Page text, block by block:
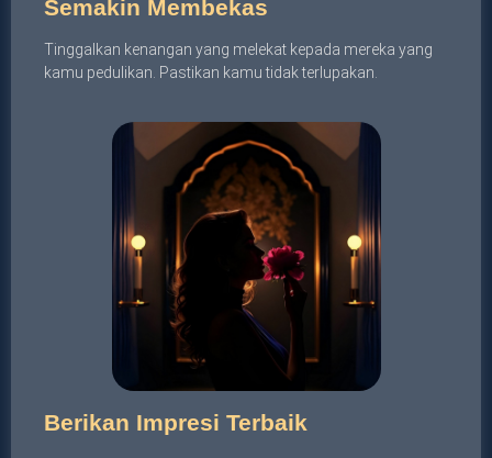
Semakin Membekas
Tinggalkan kenangan yang melekat kepada mereka yang
kamu pedulikan. Pastikan kamu tidak terlupakan.
Berikan Impresi Terbaik